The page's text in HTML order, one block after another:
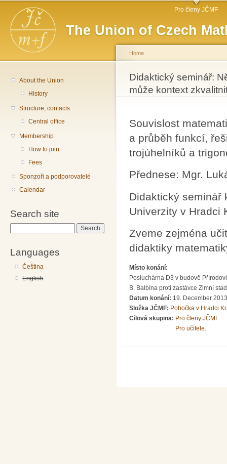
The Union of Czech
Main menu Pro členy JČMF
About the Union
History
Structure, contacts
Central office
Membership
How to join
Fees
Sponzoři a podporovatelé
Calendar
Search site
Languages
Čeština
English
You are here
Home
Didaktický seminář:
může kontext
Souvislost
a průběh funkcí,
trojúhelníků a
Přednese: Mgr.
Didaktický seminář
Univerzity v Hradci
Zveme zejména
didaktiky
Místo konání:
Posluchárna D3 v budově
B. Balbína proti zastávce Zimní
Datum konání: 19. December
Složka JČMF: Pobočka v Hradci
Cílová skupina: Pro členy JČMF.
Pro učitele.